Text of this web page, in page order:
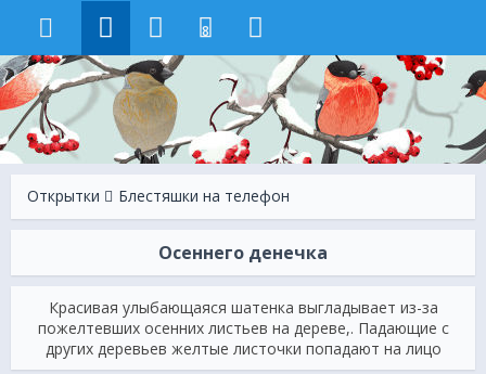
8
Открытки Блестяшки на телефон
Осеннего денечка
Красивая улыбающаяся шатенка выгладывает из-за
пожелтевших осенних листьев на дереве,. Падающие с
других деревьев желтые листочки попадают на лицо